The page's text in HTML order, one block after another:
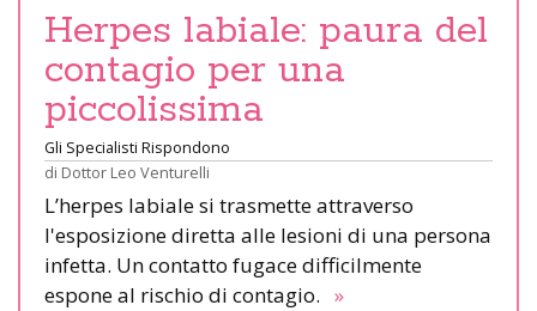
Herpes labiale: paura del
contagio per una
piccolissima
Gli Specialisti Rispondono
di Dottor Leo Venturelli
L’herpes labiale si trasmette attraverso
l'esposizione diretta alle lesioni di una persona
infetta. Un contatto fugace difficilmente
espone al rischio di contagio. »